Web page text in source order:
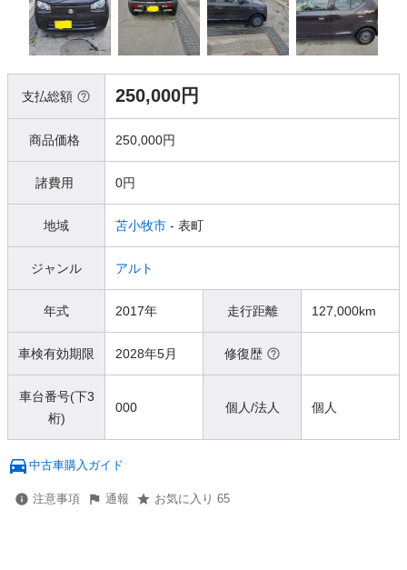
支払総額 250,000円
商品価格 250,000円
諸費用 0円
地域 苫小牧市 - 表町
ジャンル アルト
年式 2017年 走行距離 127,000km
車検有効期限 2028年5月 修復歴
車台番号(下3
桁)
000 個人/法人 個人
中古車購入ガイド
注意事項 通報 お気に入り 65